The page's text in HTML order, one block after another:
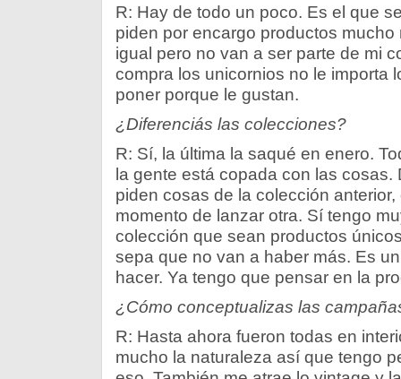
R: Hay de todo un poco. Es el que
piden por encargo productos
igual pero no van a ser parte de mi
compra los unicornios no le importa
poner porque le gustan.
¿Diferenciás las colecciones?
R: Sí, la última la saqué en enero.
la gente está copada con las
piden cosas de la colección
momento de lanzar otra. Sí tengo
colección que sean productos
sepa que no van a haber más. Es
hacer. Ya tengo que pensar en la
¿Cómo conceptualizas las
R: Hasta ahora fueron todas en
mucho la naturaleza así que tengo